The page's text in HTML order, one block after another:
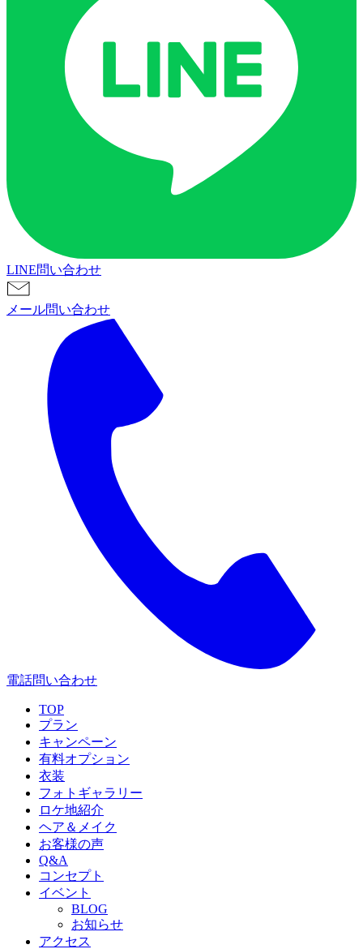
LINE問い合わせ
メール問い合わせ
電話問い合わせ
TOP
プラン
キャンペーン
有料オプション
衣装
フォトギャラリー
ロケ地紹介
ヘア＆メイク
お客様の声
Q&A
コンセプト
イベント
BLOG
お知らせ
アクセス